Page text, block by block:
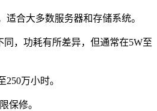
适合大多数服务器和存储系统。
，功耗有所差异，但通常在5W至
万小时。
保修。